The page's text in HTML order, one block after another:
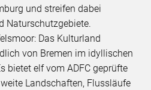
und streifen dabei
Naturschutzgebiete.
Das Kulturland
von Bremen im idyllischen
bietet elf vom ADFC geprüfte
Landschaften, Flussläufe